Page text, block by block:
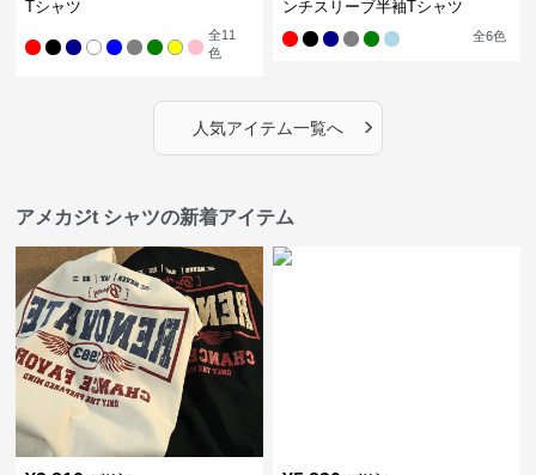
Tシャツ
全11
色
ンチスリーブ半袖Tシャツ
全6色
人気アイテム一覧へ ›
アメカジt シャツの新着アイテム